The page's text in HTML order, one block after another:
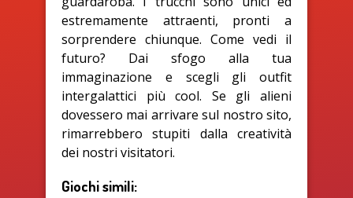
estremamente attraenti, pronti a
sorprendere chiunque. Come vedi il
futuro? Dai sfogo alla tua
immaginazione e scegli gli outfit
intergalattici più cool. Se gli alieni
dovessero mai arrivare sul nostro sito,
rimarrebbero stupiti dalla creatività
dei nostri visitatori.
Giochi simili: